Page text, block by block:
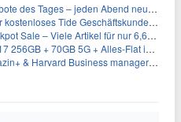
Tages – jeden Abend neue Deals zum Stöbern
Tide Geschäftskundenkonto
– Viele Artikel für nur 6,66€ – nur 48 Stunden
5G + Alles-Flat im Vodafone-Netz für 34,99€/Monat – eff. 4,65€/Monat
Business manager+ Digital-Kombi-Abo 1 Monat kostenlos